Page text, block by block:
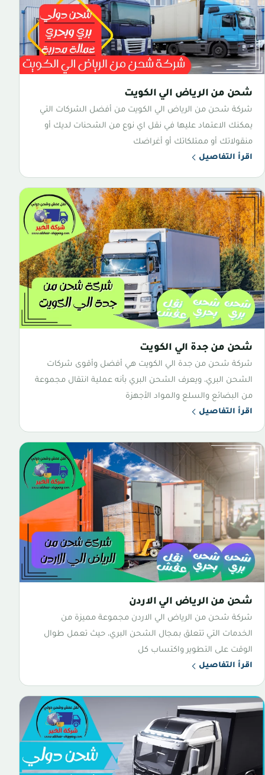
شحن من الرياض الي الكويت
شركة شحن من الرياض الي الكويت من أفضل الشركات التي
يمكنك الاعتماد عليها في نقل اي نوع من الشحنات لديك أو
منقولاتك أو ممتلكاتك أو أغراضك
اقرأ التفاصيل
شحن من جدة الي الكويت
شركة شحن من جدة الي الكويت هي أفضل وأقوى شركات
الشحن البري، ويعرف الشحن البري بأنه عملية انتقال مجموعة
من البضائع والسلع والمواد الأجهزة
اقرأ التفاصيل
شحن من الرياض الي الاردن
شركة شحن من الرياض الي الاردن مجموعة مميزة من
الخدمات التي تتعلق بمجال الشحن البري، حيث تعمل طوال
الوقت على التطوير واكتساب كل
اقرأ التفاصيل